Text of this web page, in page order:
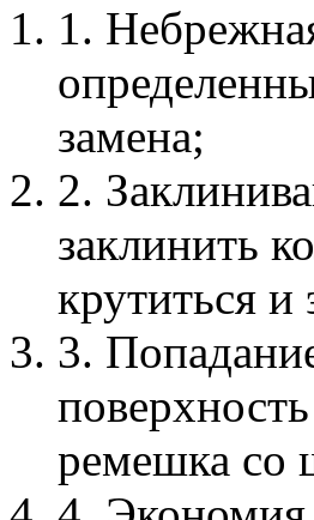
1.
замена;
2.
заклинить
крутиться и
3.
ремешка со